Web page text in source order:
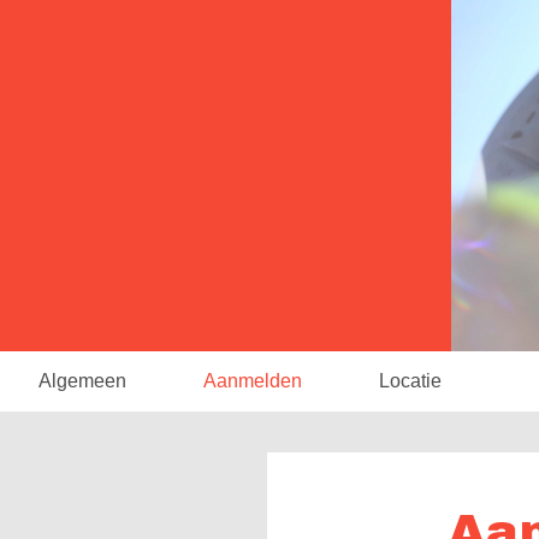
Algemeen Aanmelden Locatie